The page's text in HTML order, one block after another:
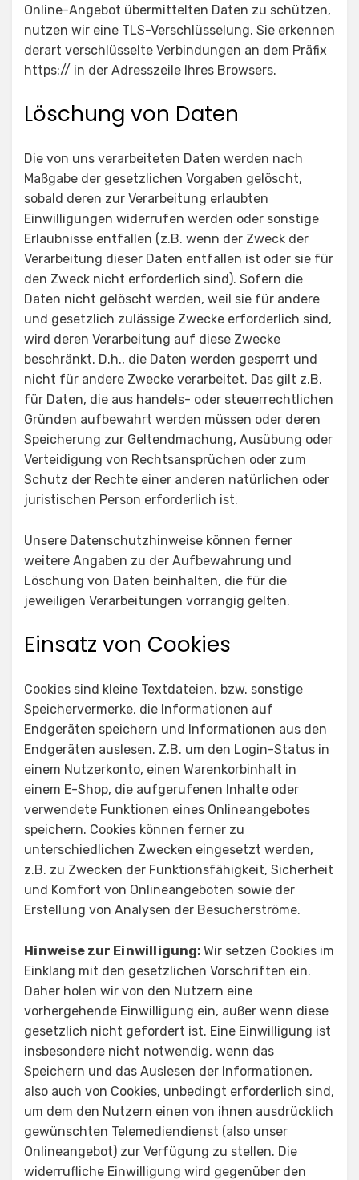
Online-Angebot übermittelten Daten zu schützen,
nutzen wir eine TLS-Verschlüsselung. Sie erkennen
derart verschlüsselte Verbindungen an dem Präfix
https:// in der Adresszeile Ihres Browsers.
Löschung von Daten
Die von uns verarbeiteten Daten werden nach
Maßgabe der gesetzlichen Vorgaben gelöscht,
sobald deren zur Verarbeitung erlaubten
Einwilligungen widerrufen werden oder sonstige
Erlaubnisse entfallen (z.B. wenn der Zweck der
Verarbeitung dieser Daten entfallen ist oder sie für
den Zweck nicht erforderlich sind). Sofern die
Daten nicht gelöscht werden, weil sie für andere
und gesetzlich zulässige Zwecke erforderlich sind,
wird deren Verarbeitung auf diese Zwecke
beschränkt. D.h., die Daten werden gesperrt und
nicht für andere Zwecke verarbeitet. Das gilt z.B.
für Daten, die aus handels- oder steuerrechtlichen
Gründen aufbewahrt werden müssen oder deren
Speicherung zur Geltendmachung, Ausübung oder
Verteidigung von Rechtsansprüchen oder zum
Schutz der Rechte einer anderen natürlichen oder
juristischen Person erforderlich ist.
Unsere Datenschutzhinweise können ferner
weitere Angaben zu der Aufbewahrung und
Löschung von Daten beinhalten, die für die
jeweiligen Verarbeitungen vorrangig gelten.
Einsatz von Cookies
Cookies sind kleine Textdateien, bzw. sonstige
Speichervermerke, die Informationen auf
Endgeräten speichern und Informationen aus den
Endgeräten auslesen. Z.B. um den Login-Status in
einem Nutzerkonto, einen Warenkorbinhalt in
einem E-Shop, die aufgerufenen Inhalte oder
verwendete Funktionen eines Onlineangebotes
speichern. Cookies können ferner zu
unterschiedlichen Zwecken eingesetzt werden,
z.B. zu Zwecken der Funktionsfähigkeit, Sicherheit
und Komfort von Onlineangeboten sowie der
Erstellung von Analysen der Besucherströme.
Hinweise zur Einwilligung: Wir setzen Cookies im
Einklang mit den gesetzlichen Vorschriften ein.
Daher holen wir von den Nutzern eine
vorhergehende Einwilligung ein, außer wenn diese
gesetzlich nicht gefordert ist. Eine Einwilligung ist
insbesondere nicht notwendig, wenn das
Speichern und das Auslesen der Informationen,
also auch von Cookies, unbedingt erforderlich sind,
um dem den Nutzern einen von ihnen ausdrücklich
gewünschten Telemediendienst (also unser
Onlineangebot) zur Verfügung zu stellen. Die
widerrufliche Einwilligung wird gegenüber den